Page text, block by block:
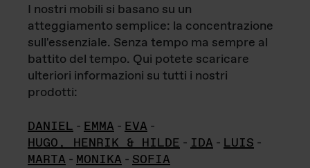
I nostri mobili si basano su un
atteggiamento semplice: la concentrazione
sull'essenziale. Senza tempo ma sempre al
battito del tempo. Qui potete scaricare
ulteriori informazioni su tutti i nostri
prodotti:
DANIEL - EMMA - EVA -
HUGO, HENRIK & HILDE - IDA - LUIS -
MARTA - MONIKA - SOFIA